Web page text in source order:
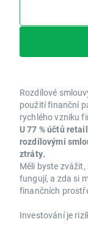
Rozdílové
použití finanční
rychlého vzniku
U 77 % účtů
rozdílovými
ztráty.
Měli byste
fungují, a zda si
finančních
Investování je